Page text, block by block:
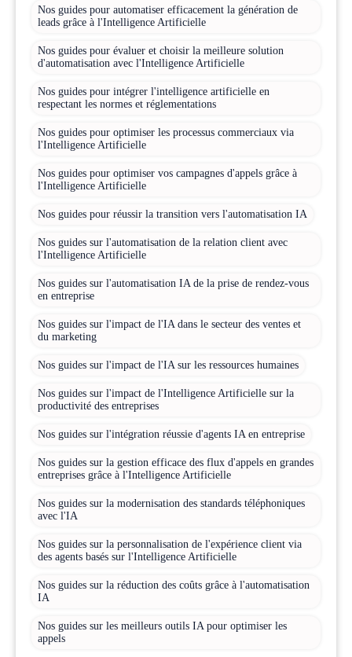
Nos guides pour automatiser efficacement la génération de
leads grâce à l'Intelligence Artificielle
Nos guides pour évaluer et choisir la meilleure solution
d'automatisation avec l'Intelligence Artificielle
Nos guides pour intégrer l'intelligence artificielle en
respectant les normes et réglementations
Nos guides pour optimiser les processus commerciaux via
l'Intelligence Artificielle
Nos guides pour optimiser vos campagnes d'appels grâce à
l'Intelligence Artificielle
Nos guides pour réussir la transition vers l'automatisation IA
Nos guides sur l'automatisation de la relation client avec
l'Intelligence Artificielle
Nos guides sur l'automatisation IA de la prise de rendez-vous
en entreprise
Nos guides sur l'impact de l'IA dans le secteur des ventes et
du marketing
Nos guides sur l'impact de l'IA sur les ressources humaines
Nos guides sur l'impact de l'Intelligence Artificielle sur la
productivité des entreprises
Nos guides sur l'intégration réussie d'agents IA en entreprise
Nos guides sur la gestion efficace des flux d'appels en grandes
entreprises grâce à l'Intelligence Artificielle
Nos guides sur la modernisation des standards téléphoniques
avec l'IA
Nos guides sur la personnalisation de l'expérience client via
des agents basés sur l'Intelligence Artificielle
Nos guides sur la réduction des coûts grâce à l'automatisation
IA
Nos guides sur les meilleurs outils IA pour optimiser les
appels